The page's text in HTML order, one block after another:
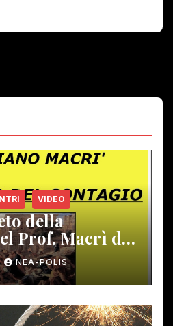
VIDEO
della
Prof. Macrì del
NEA-POLIS